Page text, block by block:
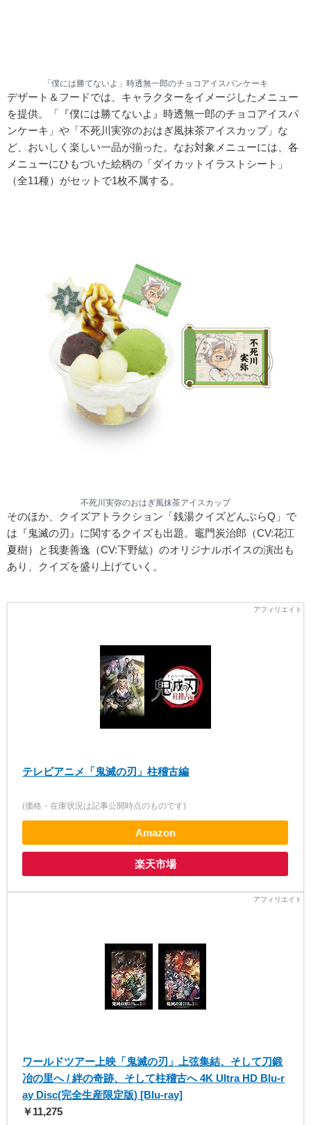
「僕には勝てないよ」時透無一郎のチョコアイスパンケーキ
デザート＆フードでは、キャラクターをイメージしたメニュー
を提供。「『僕には勝てないよ』時透無一郎のチョコアイスパ
ンケーキ」や「不死川実弥のおはぎ風抹茶アイスカップ」な
ど、おいしく楽しい一品が揃った。なお対象メニューには、各
メニューにひもづいた絵柄の「ダイカットイラストシート」
（全11種）がセットで1枚不属する。
不死川実弥のおはぎ風抹茶アイスカップ
そのほか、クイズアトラクション「銭湯クイズどんぶらQ」で
は『鬼滅の刃』に関するクイズも出題。竈門炭治郎（CV:花江
夏樹）と我妻善逸（CV:下野紘）のオリジナルボイスの演出も
あり、クイズを盛り上げていく。
テレビアニメ「鬼滅の刃」柱稽古編
(価格・在庫状況は記事公開時点のものです)
Amazon
楽天市場
ワールドツアー上映「鬼滅の刃」上弦集結、そして刀鍛
冶の里へ / 絆の奇跡、そして柱稽古へ 4K Ultra HD Blu-r
ay Disc(完全生産限定版) [Blu-ray]
￥11,275